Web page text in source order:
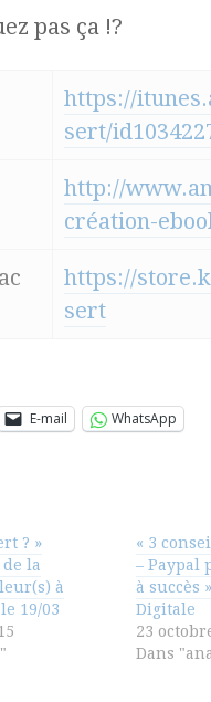
pas ça !?
https://
sert/
http://
création-
https://
sert
E-mail
WhatsApp
? »
la
à
19/03
« 3
– Paypal
à succès
Digitale
23
Dans